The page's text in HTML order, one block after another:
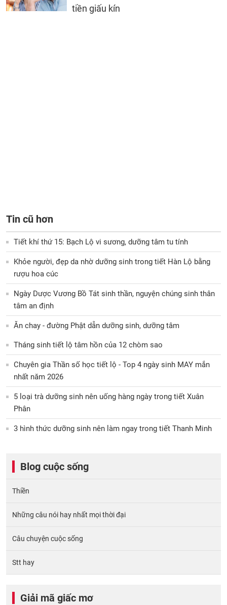
tiền giấu kín
Tin cũ hơn
Tiết khí thứ 15: Bạch Lộ vi sương, dưỡng tâm tu tính
Khỏe người, đẹp da nhờ dưỡng sinh trong tiết Hàn Lộ bằng
rượu hoa cúc
Ngày Dược Vương Bồ Tát sinh thần, nguyện chúng sinh thân
tâm an định
Ăn chay - đường Phật dẫn dưỡng sinh, dưỡng tâm
Tháng sinh tiết lộ tâm hồn của 12 chòm sao
Chuyên gia Thần số học tiết lộ - Top 4 ngày sinh MAY mắn
nhất năm 2026
5 loại trà dưỡng sinh nên uống hàng ngày trong tiết Xuân
Phân
3 hình thức dưỡng sinh nên làm ngay trong tiết Thanh Minh
Blog cuộc sống
Thiền
Những câu nói hay nhất mọi thời đại
Câu chuyện cuộc sống
Stt hay
Giải mã giấc mơ